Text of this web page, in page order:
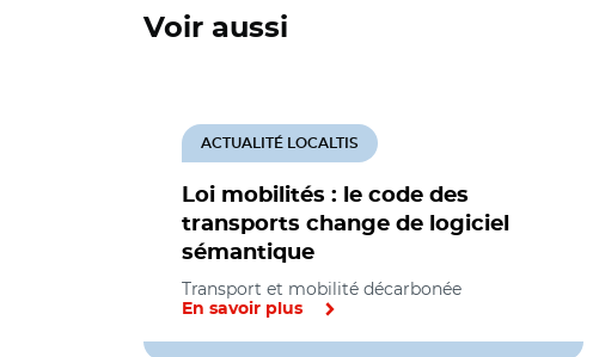
Voir aussi
Loi mobilités : le code des
transports change de logiciel
sémantique
ACTUALITÉ LOCALTIS
Transport et mobilité décarbonée
En savoir plus